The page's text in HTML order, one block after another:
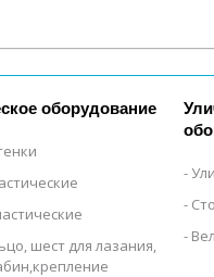
оборудование
шест для лазания,